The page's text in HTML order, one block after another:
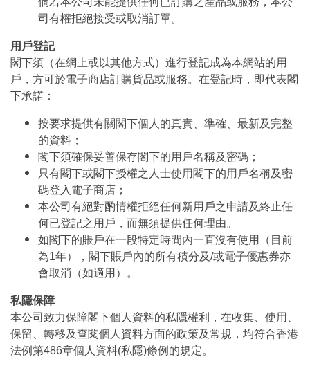
司有權拒絕接受或取消訂單。
用戶登記
閣下須（在網上或以其他方式）進行登記成為本網站的用
戶，方可於電子商店訂購貨品或服務。在登記時，即代表閣
下承諾：
按要求提供有關閣下個人的真實、準確、最新及完整
的資料；
閣下須確保妥善保存閣下的用戶名稱及密碼；
只有閣下或閣下授權之人士使用閣下的用戶名稱及密
碼登入電子商店；
本公司有絕對酌情權拒絕任何新用戶之申請及終止任
何已登記之用戶，而無須提供任何理由。
如閣下的賬戶在一段特定時間內一直沒有使用（目前
為1年），閣下賬戶內的所有積分及/或電子優惠券亦
會取消（如適用）。
私隱保障
本公司致力保障閣下個人資料的私隱權利，在收集、使用、
保留、轉移及查閱個人資料方面的政策及常規，均符合香港
法例第486章個人資料(私隱)條例的規定。